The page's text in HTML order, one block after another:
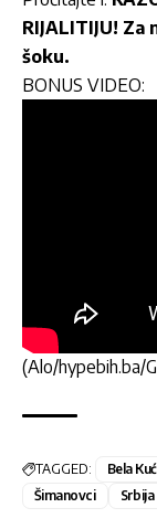
RIJALITIJU!
šoku.
BONUS VIDEO:
(Alo/hypebih.ba/
TAGGED: Bela
Šimanovci
Srbija